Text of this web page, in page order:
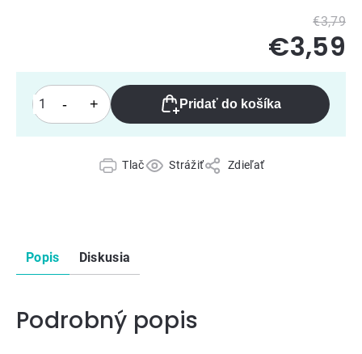
Pridať do košíka
Tlač Strážiť Zdieľať
€3,79
€3,59
Popis Diskusia
Podrobný popis